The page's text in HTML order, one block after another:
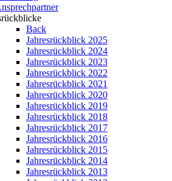
Back
Jahresrückblick 2025
Jahresrückblick 2024
Jahresrückblick 2023
Jahresrückblick 2022
Jahresrückblick 2021
Jahresrückblick 2020
Jahresrückblick 2019
Jahresrückblick 2018
Jahresrückblick 2017
Jahresrückblick 2016
Jahresrückblick 2015
Jahresrückblick 2014
Jahresrückblick 2013